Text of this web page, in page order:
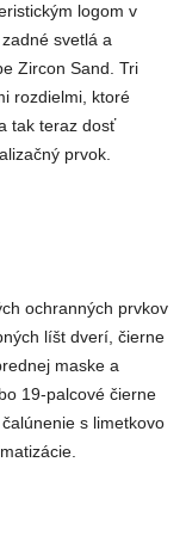
logom v
svetlá a
Zircon Sand. Tri
rozdielmi, ktoré
tak teraz dosť
prvok.
ochranných prvkov
líšt dverí, čierne
maske a
19-palcové čierne
s limetkovo